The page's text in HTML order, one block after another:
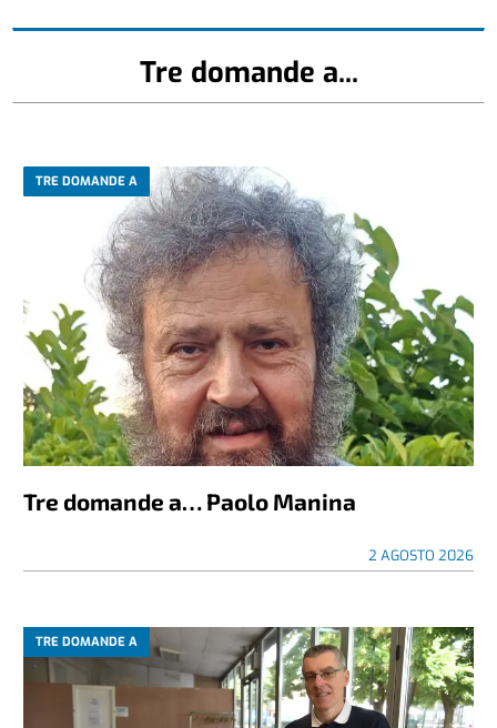
Tre domande a...
TRE DOMANDE A
Tre domande a… Paolo Manina
2 AGOSTO 2026
TRE DOMANDE A